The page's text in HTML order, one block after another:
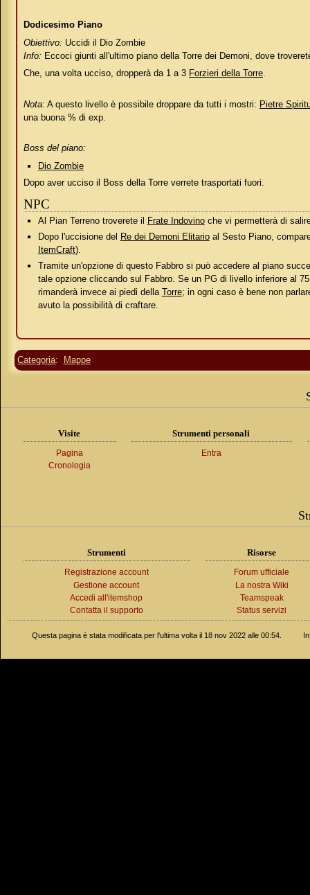
Dodicesimo Piano
Obiettivo: Uccidi il Dio Zombie
Info: Eccoci giunti all'ultimo piano della Torre dei Demoni, dove
Che, una volta ucciso, dropperà da 1 a 3 Forzieri della Torre.
Nota: A questo livello è possibile droppare da tutti i mostri: Pietre
una buona % di exp.
Boss del piano:
Dio Zombie
Dopo aver ucciso il Boss della Torre verrete trasportati fuori.
NPC
Al Pian Terreno troverete il Frate Indovinoche vi permetterà di
Dopo l'uccisione del Re dei Demoni Elitarioal Sesto Piano,
ItemCraft).
Tramite un'opzione di questo Fabbro si può accedere al piano
tale opzione cliccando sul Fabbro. Se un PG di livello inferiore al
rimanderà invece ai piedi della Torre; in ogni caso è bene non
avuto la possibilità di craftare.
Categoria: Mappe
Visite
Pagina
Cronologia
Strumenti personali
Entra
Strumenti
Registrazione account
Gestione account
Accedi all'itemshop
Contatta il supporto
Risorse
Forum ufficiale
La nostra Wiki
Teamspeak
Status servizi
Questa pagina è stata modificata per l'ultima volta il 18 nov 2022 alle 00:54.